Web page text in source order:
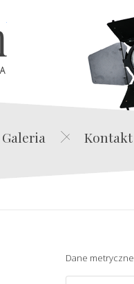
Edwin Film Agencja Aktorska
Galeria Kontakt
Dane metryczne